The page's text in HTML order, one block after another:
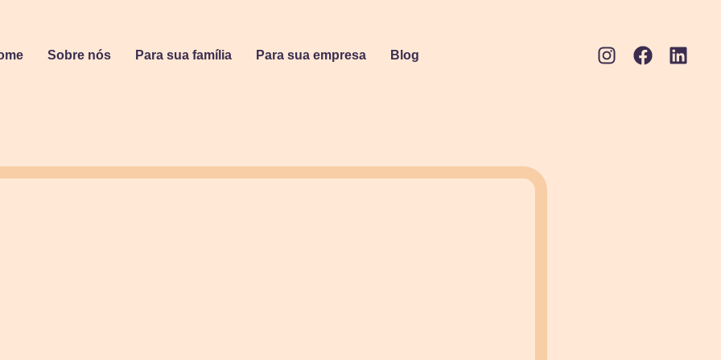
Sobre nós Para sua família Para sua empresa Blog